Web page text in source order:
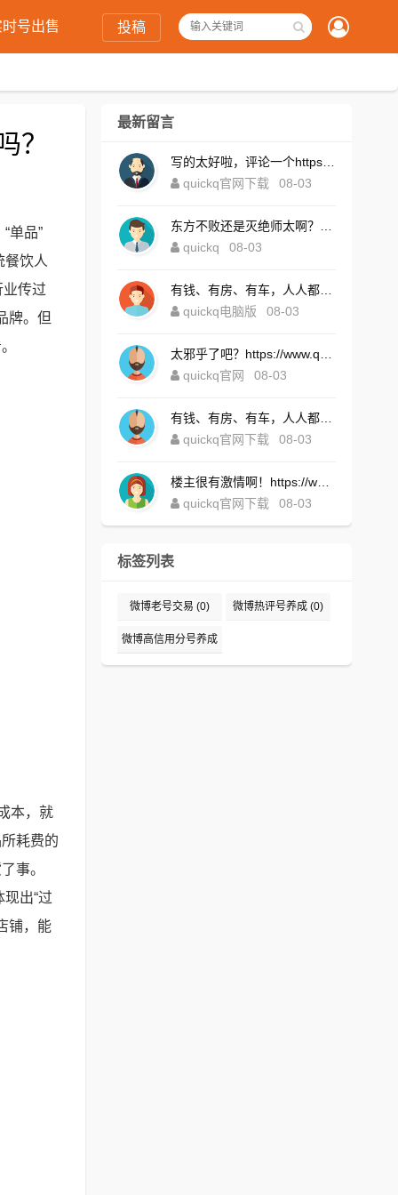
号出售 投稿
？
单品”
餐饮人
传过
牌。但
本，就
耗费的
事。
出“过
铺，能
最新留言
quickq官网下载
08-03
quickq
08-03
quickq电脑版
08-03
quickq官网
08-03
quickq官网下载
08-03
quickq官网下载
08-03
标签列表
微博老号交易 (0) 微博热评号养成 (0)
微博高信用分号养成
(0)